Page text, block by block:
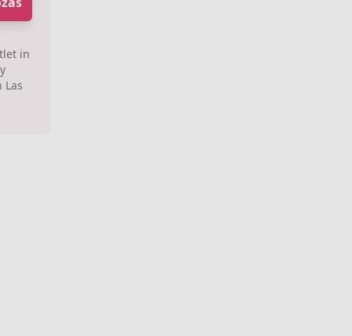
in
Las